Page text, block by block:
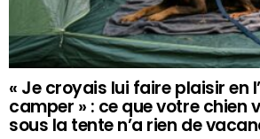
« Je croyais lui faire plaisir en
camper » : ce que votre chien
sous la tente n’a rien de